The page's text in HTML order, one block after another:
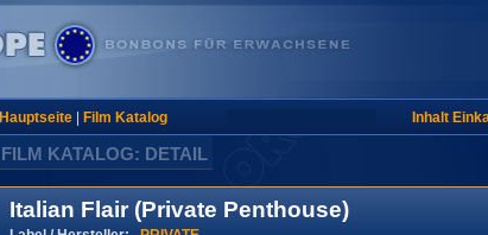
Hauptseite| Film Katalog Inhalt
FILM KATALOG: DETAIL
Italian Flair (Private Penthouse)